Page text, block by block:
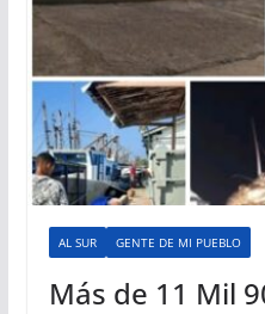
AL SUR GENTE DE MI PUEBLO
Más de 11 Mil